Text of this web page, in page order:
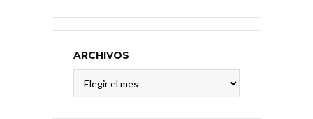
ARCHIVOS